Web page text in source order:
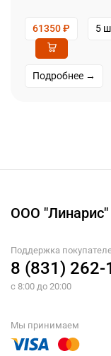
61350₽ 5
Подробнее →
ООО "Линарис"
Поддержка
8 (831) 262-
с 8:00 до 20:00
Мы принимаем